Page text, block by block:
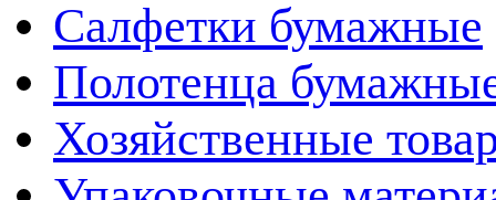
Салфетки бумажные
Полотенца
Хозяйственные